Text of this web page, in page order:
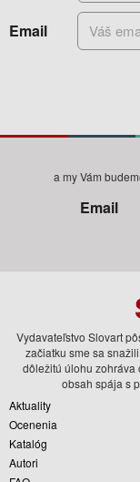
Email
a my Vám
Email
Vydavateľstvo Slovart
začiatku sme sa
dôležitú úlohu zohráva
obsah spája s
Aktuality
Ocenenia
Katalóg
Autori